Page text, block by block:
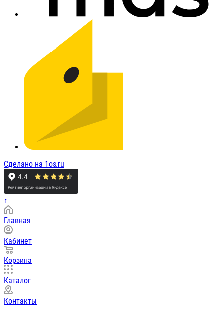
Сделано на 1os.ru
↑
Главная
Кабинет
Корзина
Каталог
Контакты